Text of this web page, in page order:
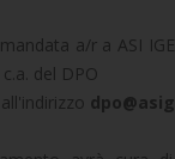
a/r a ASI
del DPO